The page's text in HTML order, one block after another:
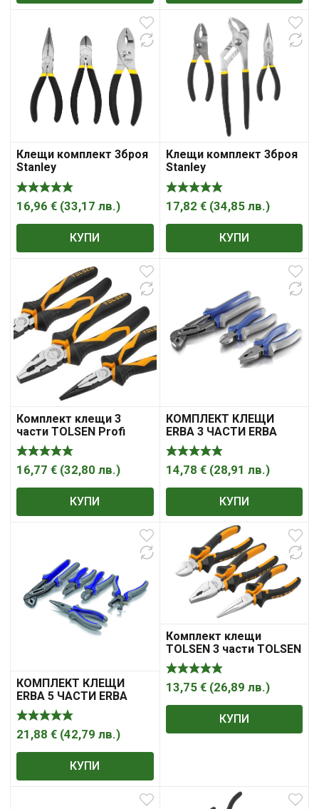
Клещи комплект 3броя
Stanley
16,96 € (33,17 лв.)
КУПИ
Клещи комплект 3броя
Stanley
17,82 € (34,85 лв.)
КУПИ
Комплект клещи 3
части TOLSEN Profi
16,77 € (32,80 лв.)
КУПИ
КОМПЛЕКТ КЛЕЩИ
ERBA 3 ЧАСТИ ERBA
14,78 € (28,91 лв.)
КУПИ
КОМПЛЕКТ КЛЕЩИ
ERBA 5 ЧАСТИ ERBA
21,88 € (42,79 лв.)
КУПИ
Комплект клещи
TOLSEN 3 части TOLSEN
13,75 € (26,89 лв.)
КУПИ